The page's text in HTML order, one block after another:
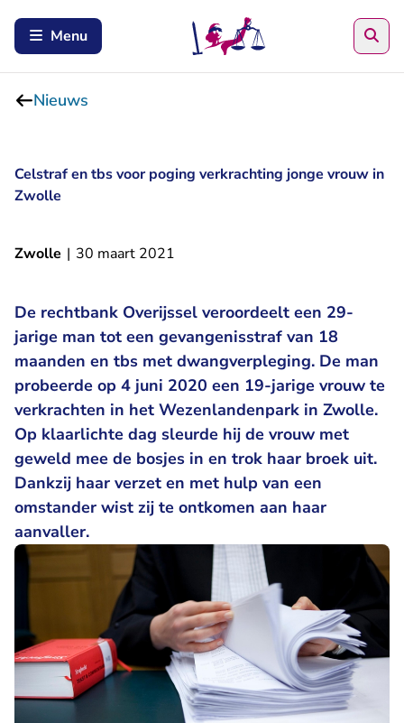
Menu
Nieuws
Celstraf en tbs voor poging verkrachting jonge vrouw in
Zwolle
Zwolle | 30 maart 2021
De rechtbank Overijssel veroordeelt een 29-
jarige man tot een gevangenisstraf van 18
maanden en tbs met dwangverpleging. De man
probeerde op 4 juni 2020 een 19-jarige vrouw te
verkrachten in het Wezenlandenpark in Zwolle.
Op klaarlichte dag sleurde hij de vrouw met
geweld mee de bosjes in en trok haar broek uit.
Dankzij haar verzet en met hulp van een
omstander wist zij te ontkomen aan haar
aanvaller.